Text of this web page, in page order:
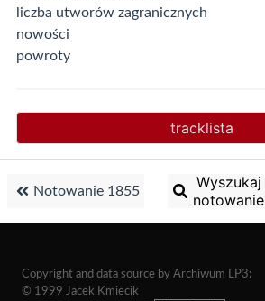
liczba utworów zagranicznych
nowości
powroty
tracklista
Notowanie 1855
Wyszukaj
notowanie
Copyright and data source by Archiwum LP3:
© 1999 Jacek Kmiecik